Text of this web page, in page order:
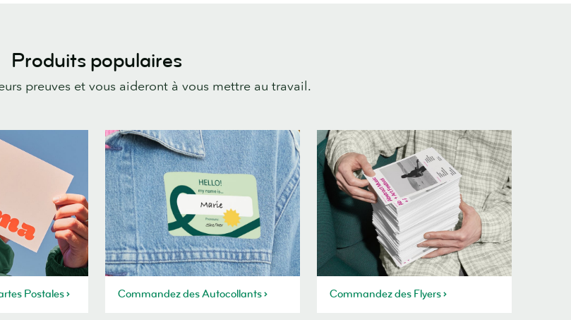
Produits populaires
preuves et vous aideront à vous mettre au travail.
Postales Commandez des Autocollants Commandez des Flyers